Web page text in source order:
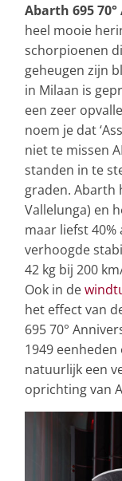
Abarth 695
heel mooie
schorpioenen
geheugen zijn
in Milaan is
een zeer
noem je dat
niet te missen
standen in te
graden. Abarth
Vallelunga) en
maar liefst
verhoogde
42 kg bij 200
Ook in de
het effect van
695 70°
1949
natuurlijk een
oprichting van